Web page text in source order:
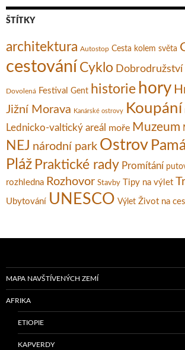
ŠTÍTKY
architektura Autostop Cesta kolem světa
cestování Cyklo Dobrodružství
Dovolená Festival Gent historie hory
Jižní Morava Kanárské ostrovy Koupání
Lednicko-valtický areál moře Muzeum
NEJ národní park Ostrov
Pláž Praktické rady Promítání
rozhledna Rozhovor Stavby Tipy na výlet
Ubytování UNESCO Výlet Život na
MAPA NAVŠTÍVENÝCH ZEMÍ
AFRIKA
ETIOPIE
KAPVERDY